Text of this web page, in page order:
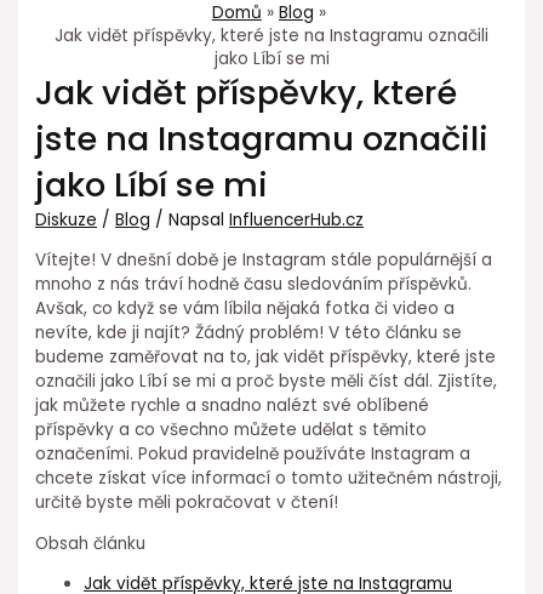
Domů
Blog
Jak vidět příspěvky, které jste na Instagramu označili
jako Líbí se mi
Jak vidět příspěvky, které
jste na Instagramu označili
jako Líbí se mi
Diskuze /Blog / NapsalInfluencerHub.cz
Vítejte! V dnešní době je Instagram stále populárnější a
mnoho z nás tráví hodně času sledováním příspěvků.
Avšak, co když se vám líbila nějaká fotka či video a
nevíte, kde ji najít? Žádný problém! V této článku se
budeme zaměřovat na to, jak vidět příspěvky, které jste
označili jako Líbí se mi a proč byste měli číst dál. Zjistíte,
jak můžete rychle a snadno nalézt své oblíbené
příspěvky a co všechno můžete udělat s těmito
označeními. Pokud pravidelně používáte Instagram a
chcete získat více informací o tomto užitečném nástroji,
určitě byste měli pokračovat v čtení!
Obsah článku
Jak vidět příspěvky, které jste na Instagramu